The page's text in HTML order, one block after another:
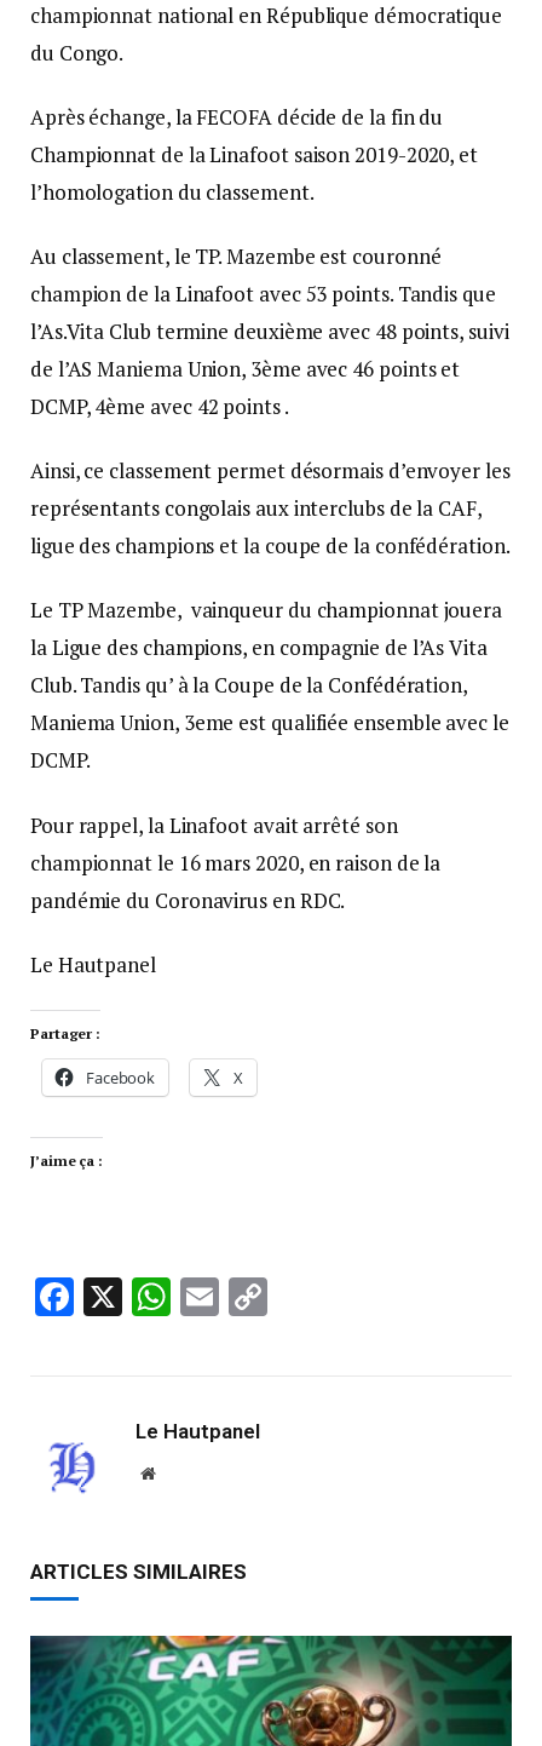
championnat national en République démocratique
du Congo.
Après échange, la FECOFA décide de la fin du
Championnat de la Linafoot saison 2019-2020, et
l’homologation du classement.
Au classement, le TP. Mazembe est couronné
champion de la Linafoot avec 53 points. Tandis que
l’As.Vita Club termine deuxième avec 48 points, suivi
de l’AS Maniema Union, 3ème avec 46 points et
DCMP, 4ème avec 42 points .
Ainsi, ce classement permet désormais d’envoyer les
représentants congolais aux interclubs de la CAF,
ligue des champions et la coupe de la confédération.
Le TP Mazembe, vainqueur du championnat jouera
la Ligue des champions, en compagnie de l’As Vita
Club. Tandis qu’ à la Coupe de la Confédération,
Maniema Union, 3eme est qualifiée ensemble avec le
DCMP.
Pour rappel, la Linafoot avait arrêté son
championnat le 16 mars 2020, en raison de la
pandémie du Coronavirus en RDC.
Le Hautpanel
Partager :
Facebook X
J’aime ça :
Facebook
X WhatsApp
Email
Le Hautpanel
Website
ARTICLES SIMILAIRES